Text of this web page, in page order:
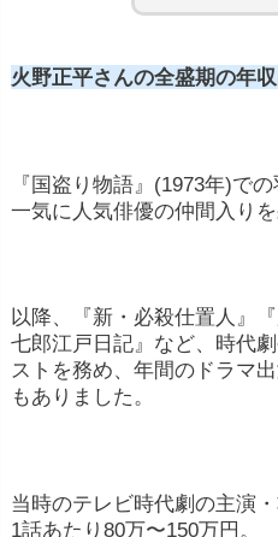
火野正平さんの全盛期の年
『国盗り物語』(1973年)で
一気に人気俳優の仲間入りを
以降、『新・必殺仕置人』
七郎江戸日記』など、時代
ストを務め、年間のドラマ
もありました。
当時のテレビ時代劇の主演
1話あたり80万〜150万円。